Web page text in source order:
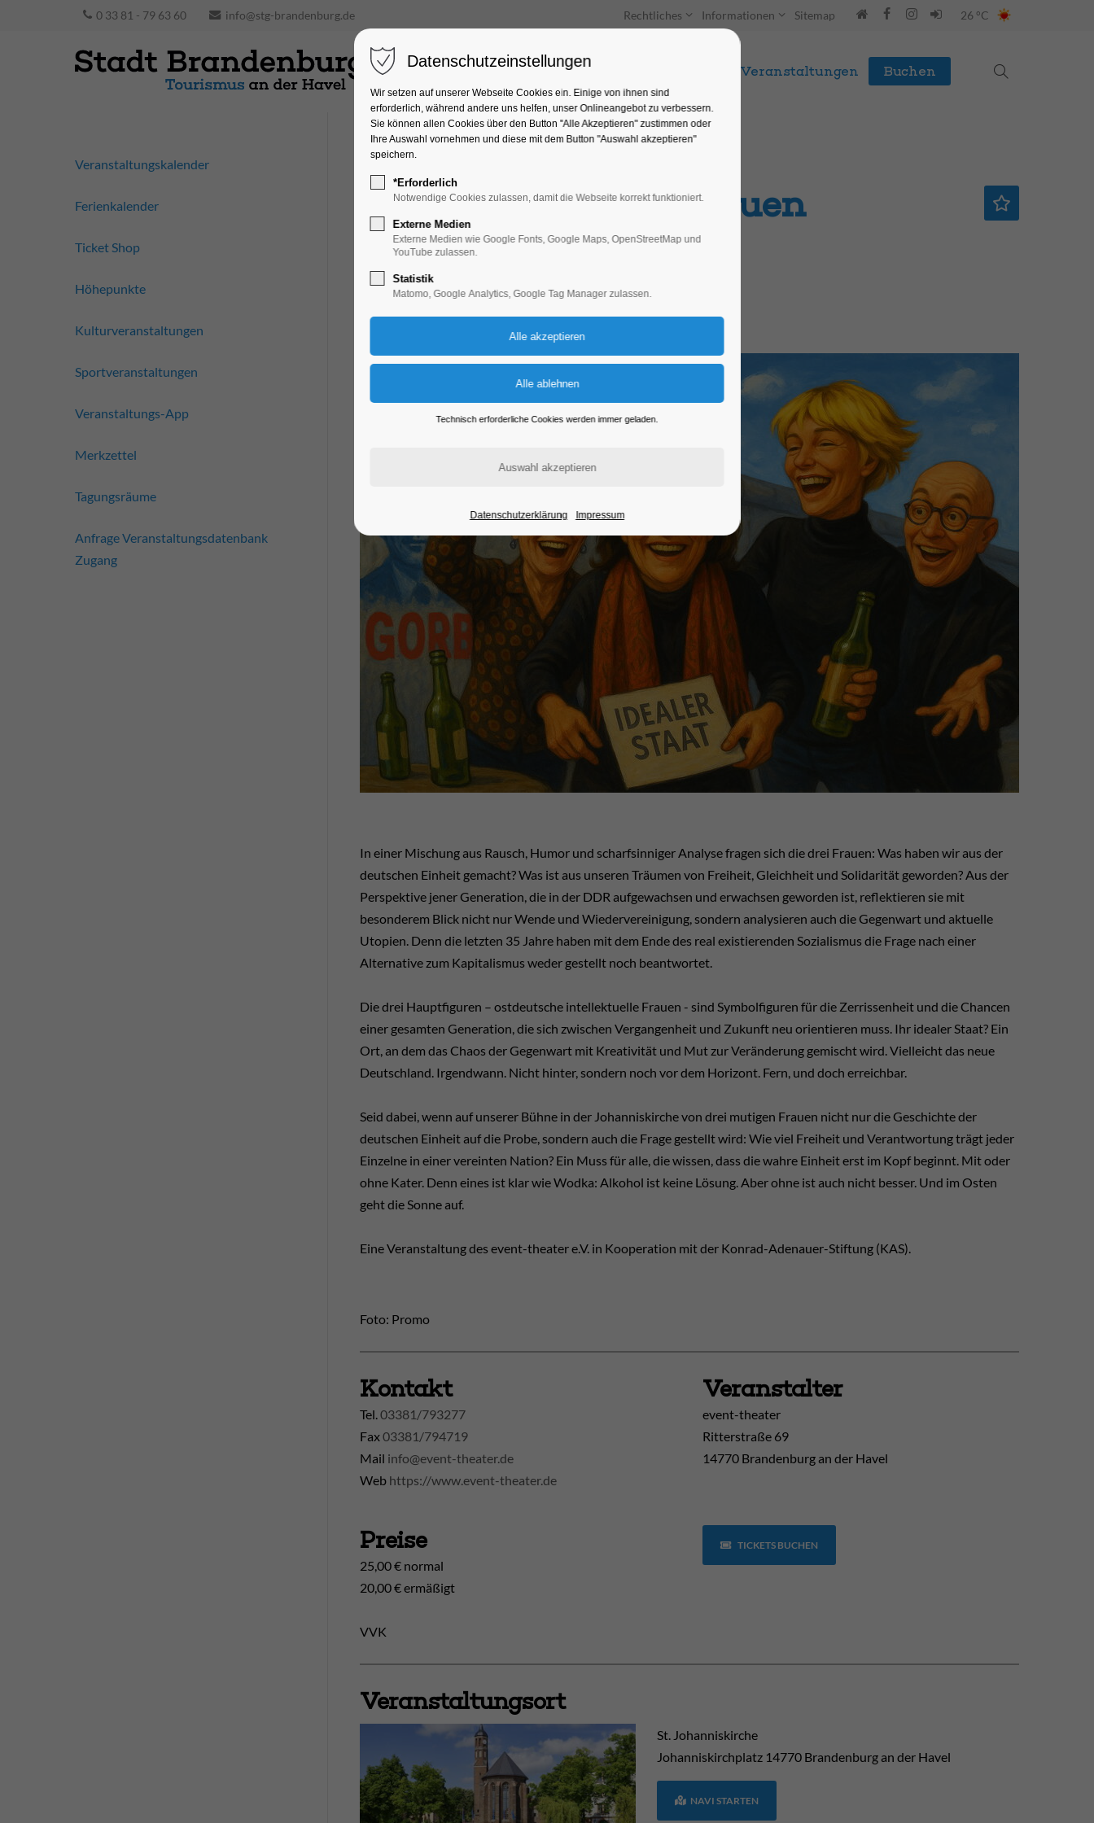
0 33 81 - 79 63 60 info@stg-brandenburg.de Rechtliches Informationen Sitemap 26 °C
Unterkünfte Entdecken & Erleben Veranstaltungen Buchen
Drei ostdeutsche Frauen
betrinken sich
Theater, Bühne
19.07.2025, 20:00–22:00
In einer Mischung aus Rausch, Humor und scharfsinniger Analyse fragen sich die drei Frauen: Was haben wir aus der
deutschen Einheit gemacht? Was ist aus unseren Träumen von Freiheit, Gleichheit und Solidarität geworden? Aus der
Perspektive jener Generation, die in der DDR aufgewachsen und erwachsen geworden ist, reflektieren sie mit
besonderem Blick nicht nur Wende und Wiedervereinigung, sondern analysieren auch die Gegenwart und aktuelle
Utopien. Denn die letzten 35 Jahre haben mit dem Ende des real existierenden Sozialismus die Frage nach einer
Alternative zum Kapitalismus weder gestellt noch beantwortet.
Die drei Hauptfiguren – ostdeutsche intellektuelle Frauen - sind Symbolfiguren für die Zerrissenheit und die Chancen
einer gesamten Generation, die sich zwischen Vergangenheit und Zukunft neu orientieren muss. Ihr idealer Staat? Ein
Ort, an dem das Chaos der Gegenwart mit Kreativität und Mut zur Veränderung gemischt wird. Vielleicht das neue
Deutschland. Irgendwann. Nicht hinter, sondern noch vor dem Horizont. Fern, und doch erreichbar.
Seid dabei, wenn auf unserer Bühne in der Johanniskirche von drei mutigen Frauen nicht nur die Geschichte der
deutschen Einheit auf die Probe, sondern auch die Frage gestellt wird: Wie viel Freiheit und Verantwortung trägt jeder
Einzelne in einer vereinten Nation? Ein Muss für alle, die wissen, dass die wahre Einheit erst im Kopf beginnt. Mit oder
ohne Kater. Denn eines ist klar wie Wodka: Alkohol ist keine Lösung. Aber ohne ist auch nicht besser. Und im Osten
geht die Sonne auf.
Eine Veranstaltung des event-theater e.V. in Kooperation mit der Konrad-Adenauer-Stiftung (KAS).
Foto: Promo
Kontakt
Tel. 03381/793277
Fax03381/794719
Mail info@event-theater.de
Web https://www.event-theater.de
Veranstalter
event-theater
Ritterstraße 69
14770 Brandenburg an der Havel
Preise
25,00 € normal
20,00 € ermäßigt
VVK
TICKETS BUCHEN
Veranstaltungsort
St. Johanniskirche
Johanniskirchplatz 14770 Brandenburg an der Havel
NAVI STARTEN
Veranstaltungskalender
Ferienkalender
Ticket Shop
Höhepunkte
Kulturveranstaltungen
Sportveranstaltungen
Veranstaltungs-App
Merkzettel
Tagungsräume
Anfrage Veranstaltungsdatenbank
Zugang
Datenschutzeinstellungen
Wir setzen auf unserer Webseite Cookies ein. Einige von ihnen sind
erforderlich, während andere uns helfen, unser Onlineangebot zu verbessern.
Sie können allen Cookies über den Button "Alle Akzeptieren" zustimmen oder
Ihre Auswahl vornehmen und diese mit dem Button "Auswahl akzeptieren"
speichern.
*Erforderlich
Notwendige Cookies zulassen, damit die Webseite korrekt funktioniert.
Externe Medien
Externe Medien wie Google Fonts, Google Maps, OpenStreetMap und
YouTube zulassen.
Statistik
Matomo, Google Analytics, Google Tag Manager zulassen.
Technisch erforderliche Cookies werden immer geladen.
Datenschutzerklärung Impressum